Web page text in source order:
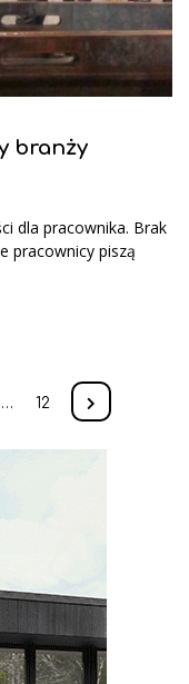
branży
dla pracownika. Brak
pracownicy piszą
… 12